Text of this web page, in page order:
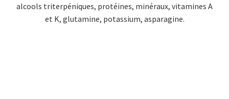
alcools triterpéniques, protéines, minéraux, vitamines A
et K, glutamine, potassium, asparagine.